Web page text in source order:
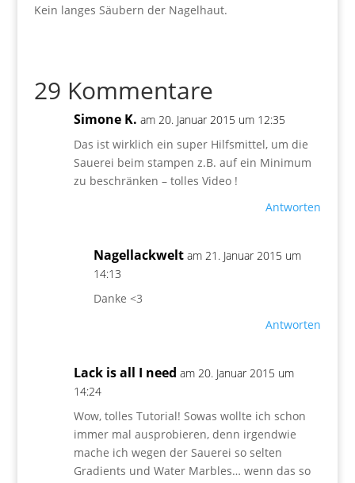
Kein langes Säubern der Nagelhaut.
29 Kommentare
Simone K. am 20. Januar 2015 um 12:35
Das ist wirklich ein super Hilfsmittel, um die
Sauerei beim stampen z.B. auf ein Minimum
zu beschränken – tolles Video !
Antworten
Nagellackwelt am 21. Januar 2015 um
14:13
Danke <3
Antworten
Lack is all I need am 20. Januar 2015 um
14:24
Wow, tolles Tutorial! Sowas wollte ich schon
immer mal ausprobieren, denn irgendwie
mache ich wegen der Sauerei so selten
Gradients und Water Marbles… wenn das so